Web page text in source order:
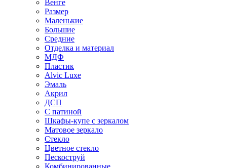
Венге
Размер
Маленькие
Большие
Средние
Отделка и материал
МДФ
Пластик
Alvic Luxe
Эмаль
Акрил
ДСП
С патиной
Шкафы-купе с зеркалом
Матовое зеркало
Стекло
Цветное стекло
Пескоструй
Комбинированные